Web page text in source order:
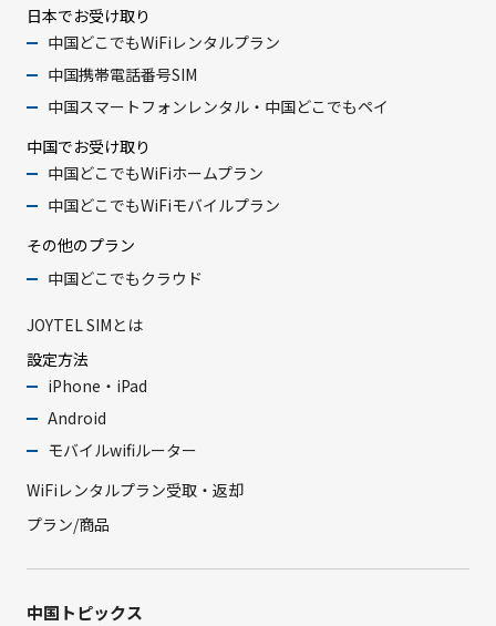
日本でお受け取り
中国どこでもWiFiレンタルプラン
中国携帯電話番号SIM
中国スマートフォンレンタル・中国どこでもペイ
中国でお受け取り
中国どこでもWiFiホームプラン
中国どこでもWiFiモバイルプラン
その他のプラン
中国どこでもクラウド
JOYTEL SIMとは
設定方法
iPhone・iPad
Android
モバイルwifiルーター
WiFiレンタルプラン受取・返却
プラン/商品
中国トピックス